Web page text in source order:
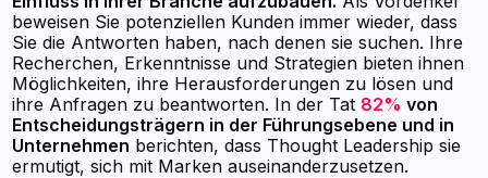
beweisen Sie potenziellen Kunden immer wieder, dass
Sie die Antworten haben, nach denen sie suchen. Ihre
Recherchen, Erkenntnisse und Strategien bieten ihnen
Möglichkeiten, ihre Herausforderungen zu lösen und
ihre Anfragen zu beantworten. In der Tat 82% von
Entscheidungsträgern in der Führungsebene und in
Unternehmen berichten, dass Thought Leadership sie
ermutigt, sich mit Marken auseinanderzusetzen.